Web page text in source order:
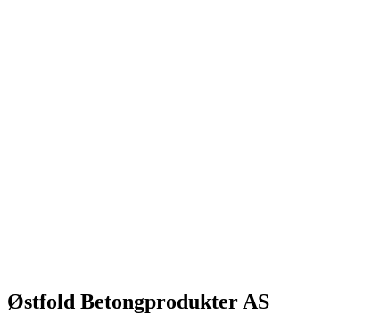
Østfold Betongprodukter AS